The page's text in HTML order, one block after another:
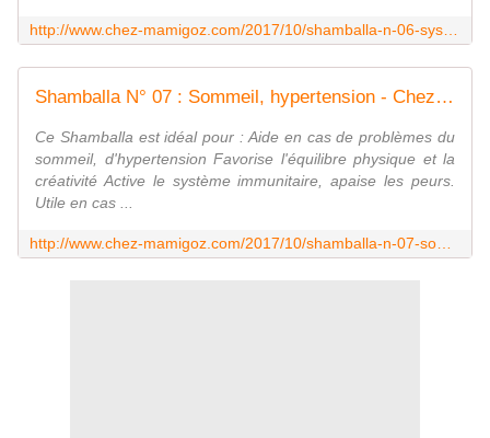
Shamballa N° 07 : Sommeil, hypertension - Chez Mamigoz
Ce Shamballa est idéal pour : Aide en cas de problèmes du
sommeil, d'hypertension Favorise l'équilibre physique et la
créativité Active le système immunitaire, apaise les peurs.
Utile en cas ...